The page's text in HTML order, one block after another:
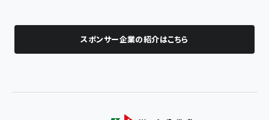
スポンサー企業の紹介はこちら